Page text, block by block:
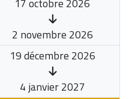
17 octobre 2026
2 novembre 2026
19 décembre 2026
4 janvier 2027